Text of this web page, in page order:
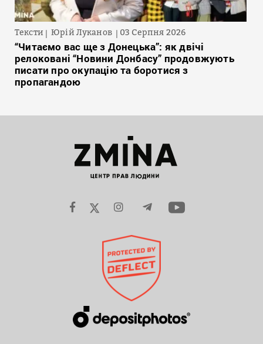
Тексти Юрій Луканов 03 Серпня 2026
“Читаємо вас ще з Донецька”: як двічі
релоковані “Новини Донбасу” продовжують
писати про окупацію та боротися з
пропагандою